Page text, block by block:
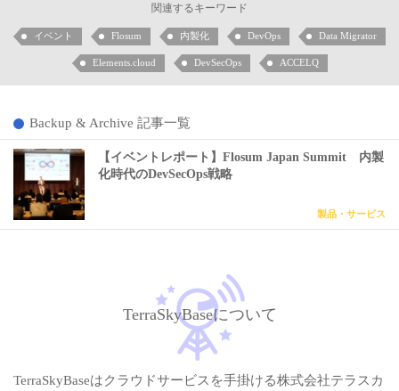
関連するキーワード
イベント Flosum 内製化 DevOps Data Migrator
Elements.cloud DevSecOps ACCELQ
Backup & Archive 記事一覧
【イベントレポート】Flosum Japan Summit 内製
化時代のDevSecOps戦略
製品・サービス
TerraSkyBaseについて
TerraSkyBaseはクラウドサービスを手掛ける株式会社テラスカ